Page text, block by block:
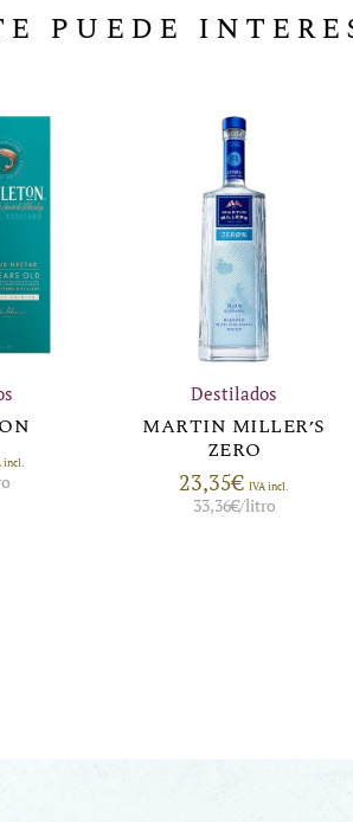
puede
incl.
Destilados
MARTIN MILLER’S
ZERO
23,35€ IVA incl.
33,36€/litro